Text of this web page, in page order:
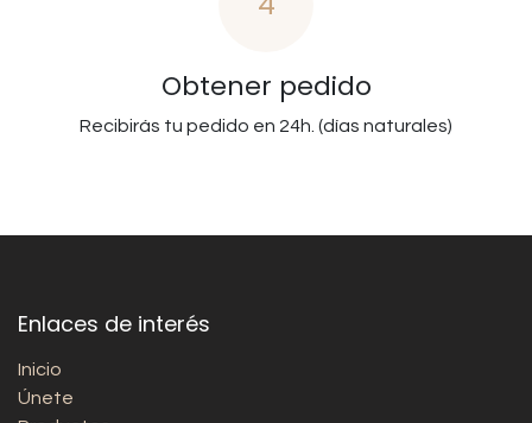
Obtener pedido
Recibirás tu pedido en 24h. (días naturales)
Enlaces de interés
Inicio
Únete